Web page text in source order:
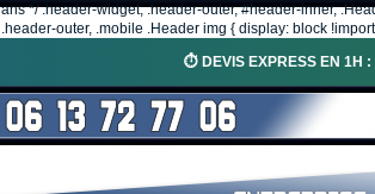
*/ .header-widget, .header-outer, #header-inner,
outer, .mobile .Header img { display: block
⏱️ DEVIS EXPRESS EN 1H